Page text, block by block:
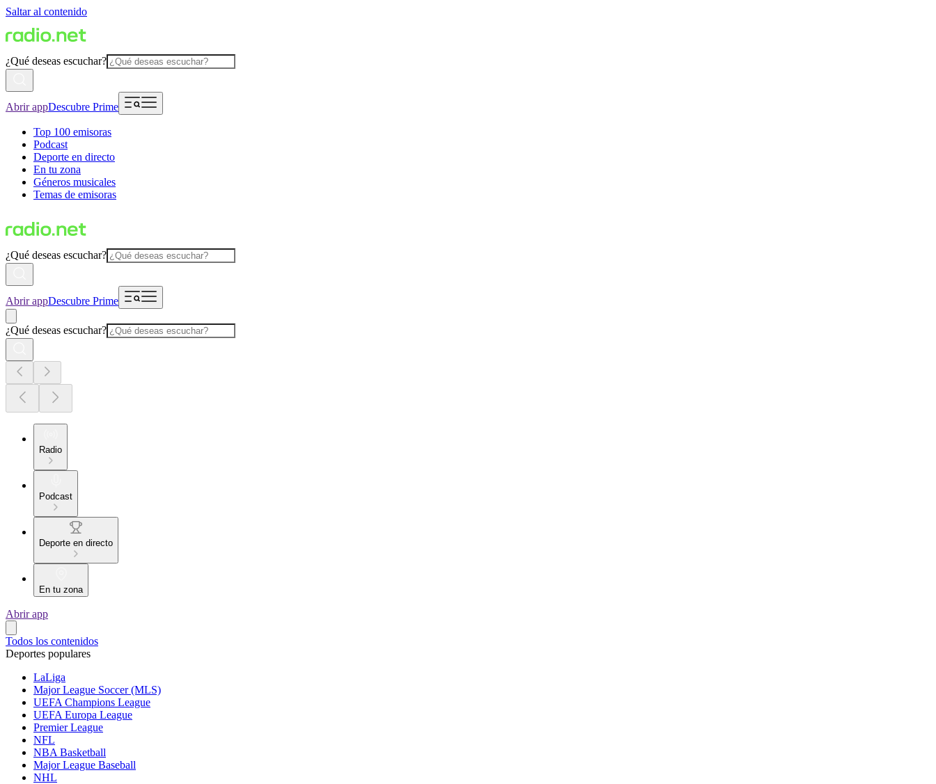
Saltar al contenido
¿Qué deseas escuchar?
Abrir appDescubre Prime
Top 100 emisoras
Podcast
Deporte en directo
En tu zona
Géneros musicales
Temas de emisoras
¿Qué deseas escuchar?
Abrir appDescubre Prime
¿Qué deseas escuchar?
Radio
Podcast
Deporte en directo
En tu zona
Abrir app
Todos los contenidos
Deportes populares
LaLiga
Major League Soccer (MLS)
UEFA Champions League
UEFA Europa League
Premier League
NFL
NBA Basketball
Major League Baseball
NHL